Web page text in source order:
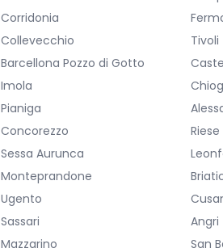
Corridonia
Collevecchio
Tivoli
Barcellona Pozzo di Gotto
Imola
Pianiga
Concorezzo
Riese
Sessa Aurunca
Monteprandone
Ugento
Sassari
Angri
Mazzarino
San